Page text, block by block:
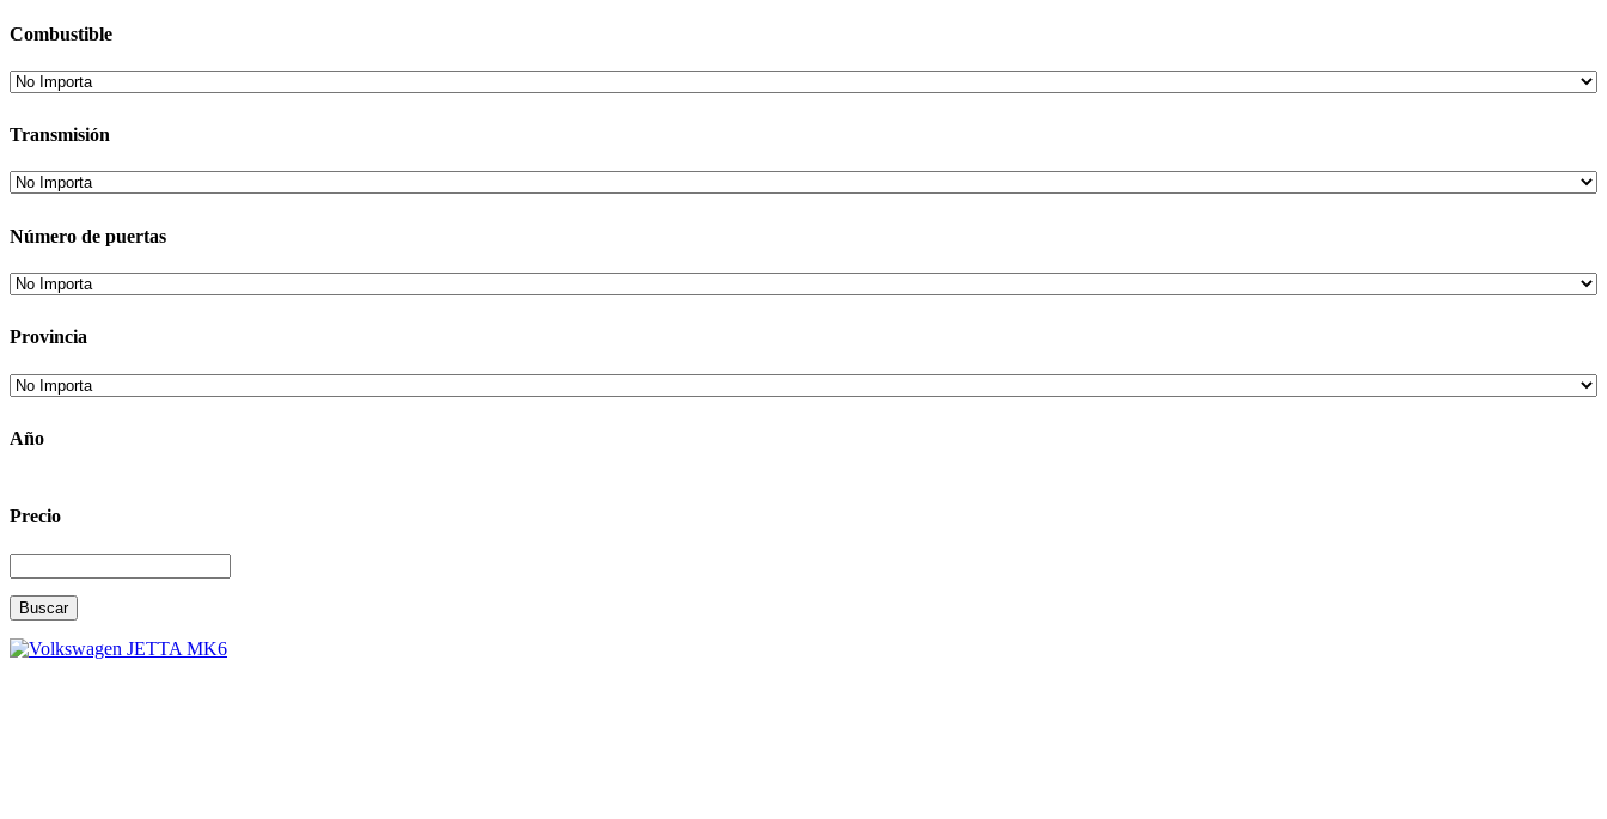
Combustible
Transmisión
Número de puertas
Provincia
Año
Precio
Buscar